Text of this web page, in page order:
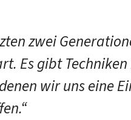
zwei
Es gibt
wir uns eine